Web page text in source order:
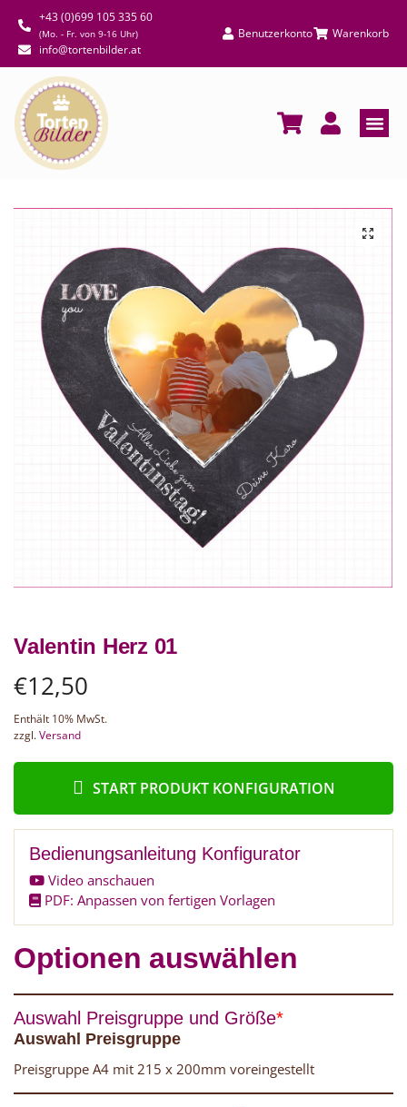
+43 (0)699 105 335 60
(Mo. - Fr. von 9-16 Uhr)
info@tortenbilder.at
Benutzerkonto Warenkorb
Valentin Herz 01
€12,50
Enthält 10% MwSt.
zzgl.Versand
START PRODUKT KONFIGURATION
Bedienungsanleitung Konfigurator
Video anschauen
PDF: Anpassen von fertigen Vorlagen
Optionen auswählen
*
Auswahl Preisgruppe und Größe
Auswahl Preisgruppe
Preisgruppe A4 mit 215 x 200mm voreingestellt